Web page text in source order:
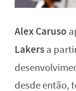
Alex Caruso
Lakersa
desde então,